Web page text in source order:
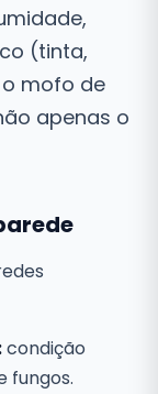
(tinta,
mofo de
apenas o
condição
fungos.